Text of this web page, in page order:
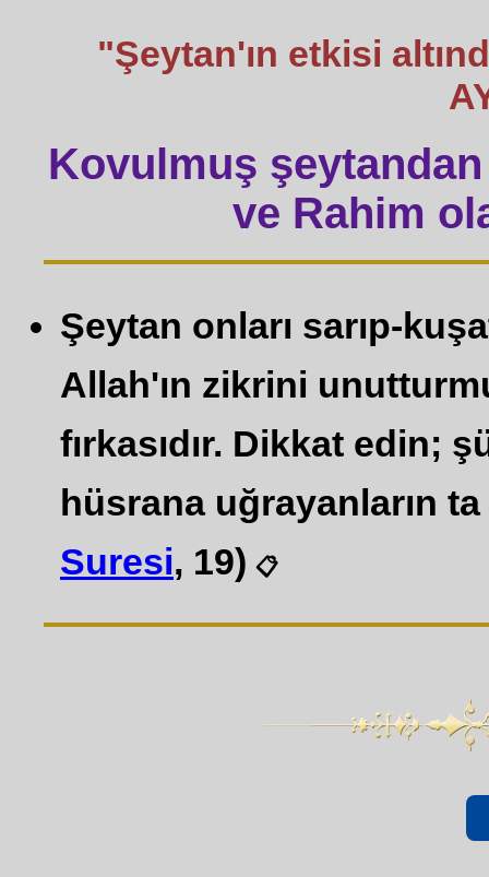
"Şeytan'ın etkisi
Kovulmuş şeytandan
ve Rahim
Şeytan onları sarıp-
Allah'ın zikrini
fırkasıdır. Dikkat edin;
hüsrana uğrayanların
Suresi, 19) 📋